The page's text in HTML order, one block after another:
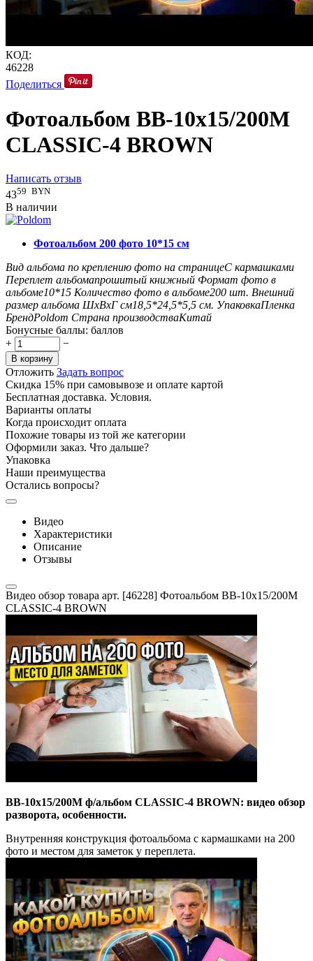
КОД:
46228
Поделиться
Фотоальбом BB-10x15/200M
CLASSIC-4 BROWN
Написать отзыв
4359 BYN
В наличии
Фотоальбом 200 фото 10*15 см
Вид альбома по креплению фото на страницеС кармашками
Переплет альбомапрошитый книжный Формат фото в
альбоме10*15 Количество фото в альбоме200 шт. Внешний
размер альбома ШxВxГ см18,5*24,5*5,5 см. УпаковкаПленка
БрендPoldom Страна производстваКитай
Бонусные баллы: баллов
+
−
В корзину
Отложить Задать вопрос
Скидка 15% при самовывозе и оплате картой
Бесплатная доставка. Условия.
Варианты оплаты
Когда происходит оплата
Похожие товары из той же категории
Оформили заказ. Что дальше?
Упаковка
Наши преимущества
Остались вопросы?
Видео
Характеристики
Описание
Отзывы
Видео обзор товара арт. [46228] Фотоальбом BB-10x15/200M
CLASSIC-4 BROWN
BB-10x15/200M ф/альбом CLASSIC-4 BROWN: видео обзор
разворота, особенности.
Внутренняя конструкция фотоальбома с кармашками на 200
фото и местом для заметок у переплета.